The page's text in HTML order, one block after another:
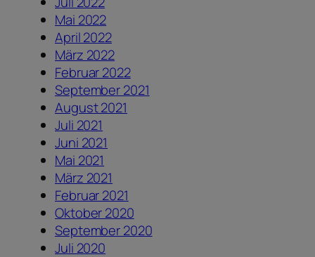
Mai 2022
April 2022
März 2022
Februar 2022
September 2021
August 2021
Juli 2021
Juni 2021
Mai 2021
März 2021
Februar 2021
Oktober 2020
September 2020
Juli 2020